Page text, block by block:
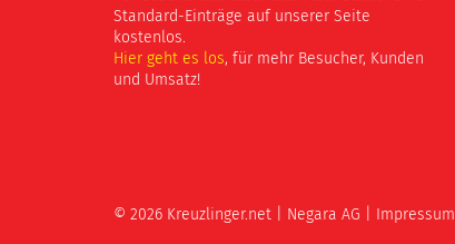
Standard-Einträge auf unserer Seite
kostenlos.
Hier geht es los, für mehr Besucher, Kunden
und Umsatz!
© 2026 Kreuzlinger.net | Negara AG Impressum